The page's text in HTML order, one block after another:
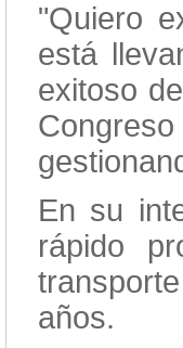
"Quiero
está
exitoso
En su
rápido
años.